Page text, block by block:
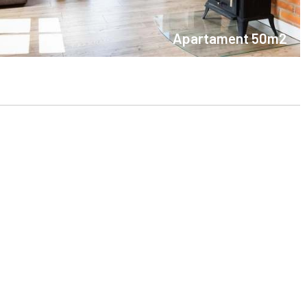
Apartament 50m2